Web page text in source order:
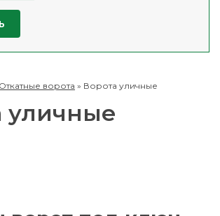
Откатные ворота » Ворота уличные
уличные